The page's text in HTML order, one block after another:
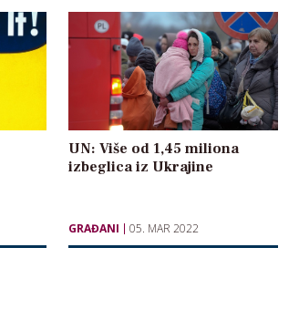
UN: Više od 1,45 miliona
izbeglica iz Ukrajine
GRAĐANI 05. MAR 2022